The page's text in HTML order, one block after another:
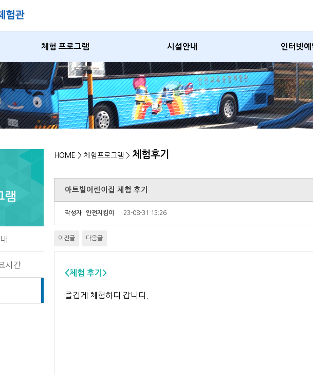
체험 프로그램 시설안내 인터넷예
램
시간
HOME > 체험프로그램 > 체험후기
아트빌어린이집 체험 후기
작성자 안전지킴이 23-08-31 15:26
이전글 다음글
​<체험 후기>
즐겁게 체험하다 갑니다.